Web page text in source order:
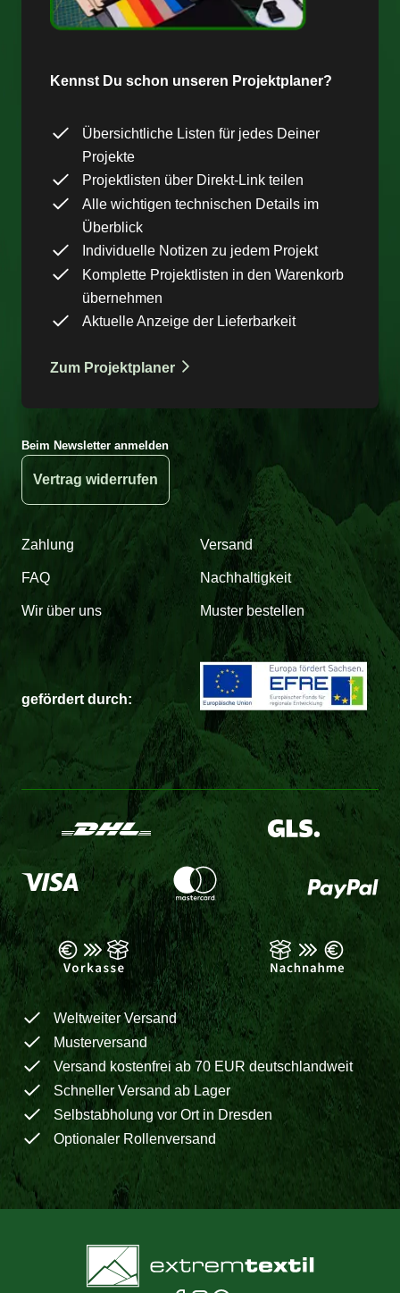
Kennst Du schon unseren Projektplaner?
Übersichtliche Listen für jedes Deiner
Projekte
Projektlisten über Direkt-Link teilen
Alle wichtigen technischen Details im
Überblick
Individuelle Notizen zu jedem Projekt
Komplette Projektlisten in den Warenkorb
übernehmen
Aktuelle Anzeige der Lieferbarkeit
Zum Projektplaner
Beim Newsletter anmelden
Vertrag widerrufen
Zahlung Versand
FAQ Nachhaltigkeit
Wir über uns Muster bestellen
gefördert durch:
Weltweiter Versand
Musterversand
Versand kostenfrei ab 70 EUR deutschlandweit
Schneller Versand ab Lager
Selbstabholung vor Ort in Dresden
Optionaler Rollenversand